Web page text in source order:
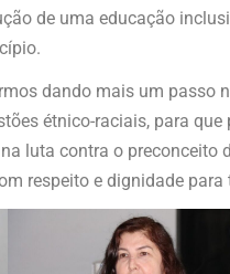
de uma educação
dando mais um passo
étnico-raciais, para
luta contra o
respeito e dignidade para